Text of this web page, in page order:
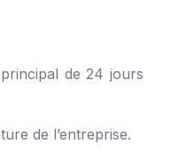
de 24 jours
de l’entreprise.